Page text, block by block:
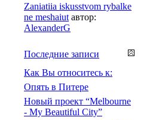
Zaniatiia iskusstvom rybalke
ne meshaiut автор:
AlexanderG
Последние записи
Как Вы относитесь к:
Опять в Питере
Новый проект “Melbourne
- My Beautiful City”